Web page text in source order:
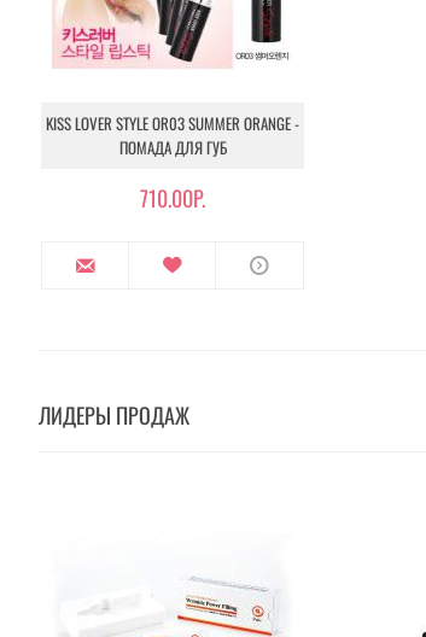
KISS LOVER STYLE OR03 SUMMER ORANGE -
ПОМАДА ДЛЯ ГУБ
710.00Р.
ЛИДЕРЫ ПРОДАЖ